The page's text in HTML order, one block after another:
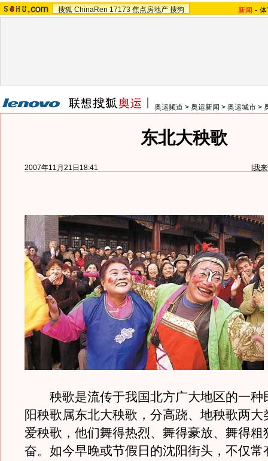
搜狐 ChinaRen 17173 焦点房地产 搜狗 新闻 -
奥运频道 > 奥运新闻 > 奥运城市 >
东北大秧歌
2007年11月21日18:41 [我
秧歌是流传于我国北方广大地区的一种
阳秧歌属东北大秧歌，分高跷、地秧歌两大
爱秧歌，他们舞得热烈、舞得豪放、舞得粗
奋。如今早晚或节假日的沈阳街头，不仅常